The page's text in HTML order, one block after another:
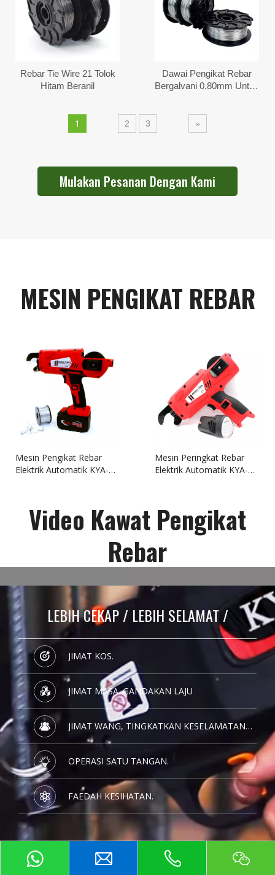
Rebar Tie Wire 21 Tolok
Hitam Beranil
Dawai Pengikat Rebar
Bergalvani 0.80mm Untuk
1 2 3 »
Mulakan Pesanan Dengan Kami
MESIN PENGIKAT REBAR
Mesin Pengikat Rebar
Elektrik Automatik KYA-
Mesin Peringkat Rebar
Elektrik Automatik KYA-
Video Kawat Pengikat
Rebar
LEBIH CEKAP / LEBIH SELAMAT /
JIMAT KOS.
JIMAT MASA. GANDAKAN LAJU
JIMAT WANG, TINGKATKAN KESELAMATAN
DAN PRODUKTIVITI.
OPERASI SATU TANGAN.
FAEDAH KESIHATAN.